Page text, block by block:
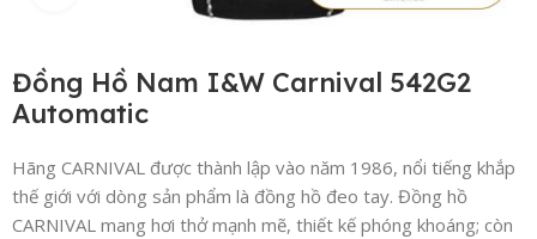
Đồng Hồ Nam I&W Carnival 542G2
Automatic
Hãng CARNIVAL được thành lập vào năm 1986, nổi tiếng khắp
thế giới với dòng sản phẩm là đồng hồ đeo tay. Đồng hồ
CARNIVAL mang hơi thở mạnh mẽ, thiết kế phóng khoáng; còn